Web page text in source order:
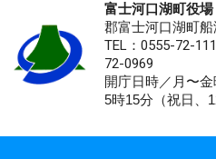
富士河口湖町役場
郡富士河口湖町
TEL：0555-72-
72-0969
開庁日時／月〜
5時15分（祝日、